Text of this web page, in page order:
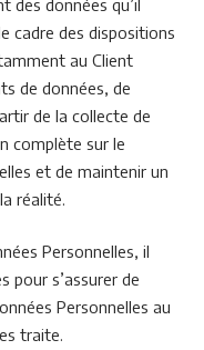
cadre des dispositions
au Client
de données, de
de la collecte de
complète sur le
et de maintenir un
réalité.
Personnelles, il
pour s’assurer de
Personnelles au
traite.